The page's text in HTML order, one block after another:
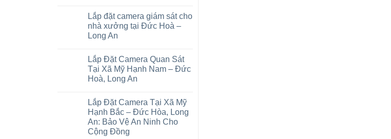
lắp
đặt
camera
trọn
xã
Đức
Lập,
Trảng
Bàng:
và
thiết
bị
bình
luận
ở
Camera
Mỹ
Hạnh
Bắc
–
Đức
An
Lắp đặt camera giám sát cho
nhà xưởng tại Đức Hoà –
Long An
bình
luận
ở
Lắp
giám
sát
cho
nhà
xưởng
tại
Lắp Đặt Camera Quan Sát
Tại Xã Mỹ Hạnh Nam – Đức
Hoà, Long An
bình
luận
ở
Lắp
Đặt
Camera
Lắp Đặt Camera Tại Xã Mỹ
Hạnh Bắc – Đức Hòa, Long
An: Bảo Vệ An Ninh Cho
Cộng Đồng